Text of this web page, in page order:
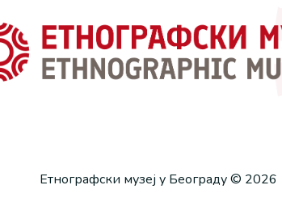
Етнографски музеј у Београду © 2026